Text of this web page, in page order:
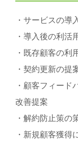
・サービスの導
・導入後の利活
・既存顧客の利
・契約更新の提
・顧客フィー
改善提案
・解約防止策の
・新規顧客獲得